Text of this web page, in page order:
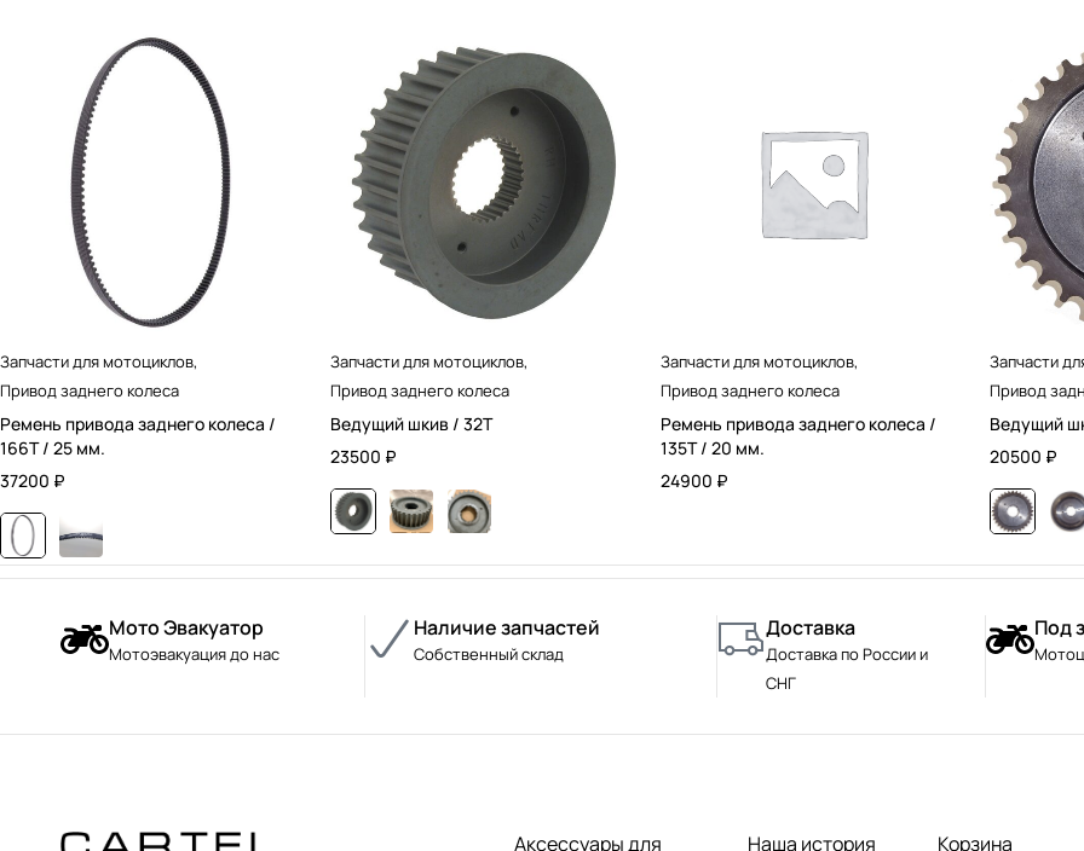
Запчасти для мотоциклов,
Привод заднего колеса
Ремень привода заднего колеса /
166T / 25 мм.
37200 ₽
Запчасти для мотоциклов,
Привод заднего колеса
Ведущий шкив / 32T
23500 ₽
Запчасти для мотоциклов,
Привод заднего колеса
Ремень привода заднего колеса /
135T / 20 мм.
24900 ₽
Запчасти
Привод
Ведущий
20500 ₽
Мото Эвакуатор
Мотоэвакуация до нас
Наличие запчастей
Собственный склад
Доставка
Доставка по России и
СНГ
Под
Аксессуары для Наша история Корзина